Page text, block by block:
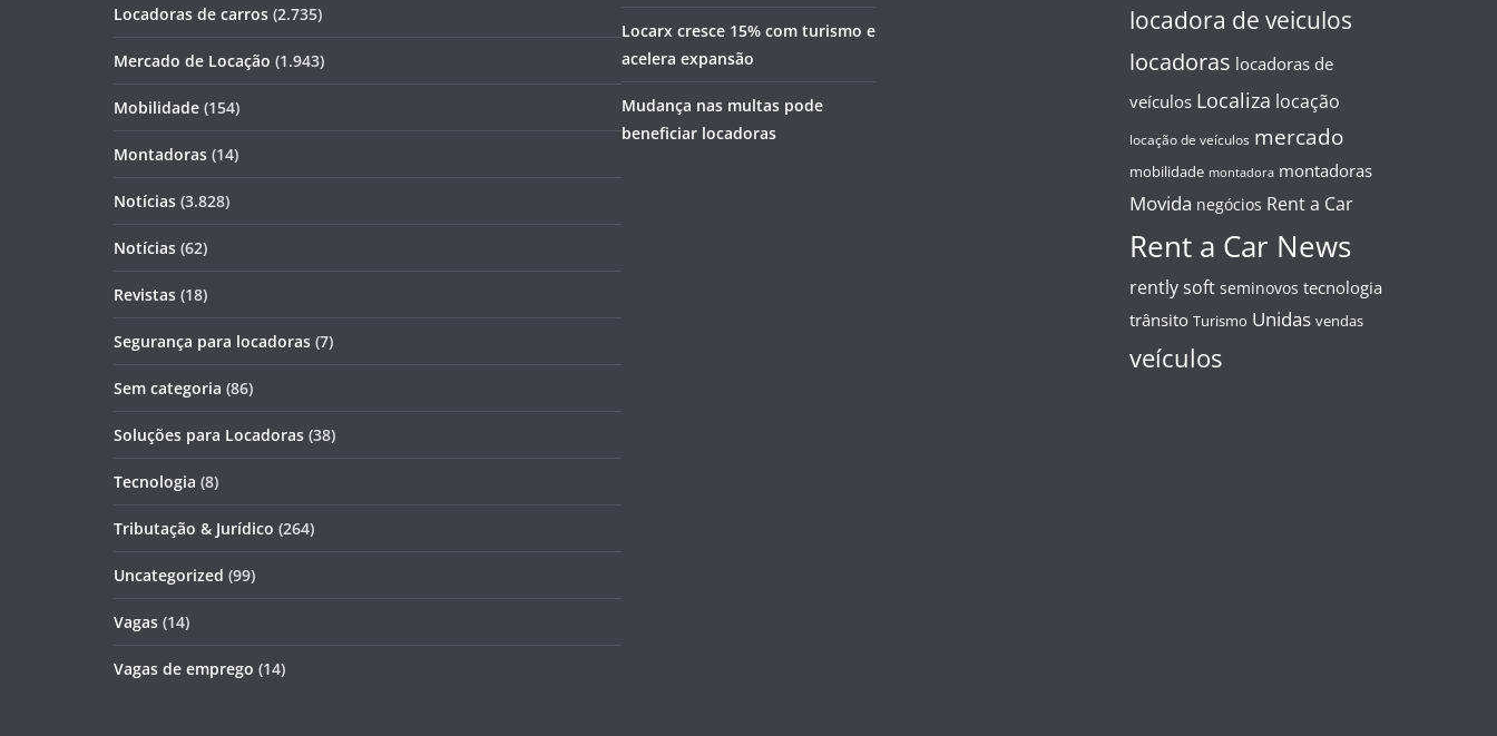
Locadoras de carros (2.735)
Mercado de Locação (1.943)
Mobilidade (154)
Montadoras (14)
Notícias (3.828)
Notícias (62)
Revistas (18)
Segurança para locadoras (7)
Sem categoria (86)
Soluções para Locadoras (38)
Tecnologia (8)
Tributação & Jurídico (264)
Uncategorized (99)
Vagas (14)
Vagas de emprego (14)
Locarx cresce 15% com turismo e
acelera expansão
Mudança nas multas pode
beneficiar locadoras
locadora de veiculos
locadoras locadoras de
veículos Localiza locação
locação de veículos mercado
mobilidade montadora montadoras
Movida negócios Rent a Car
Rent a Car News
rently soft seminovos tecnologia
trânsito Turismo Unidas vendas
veículos